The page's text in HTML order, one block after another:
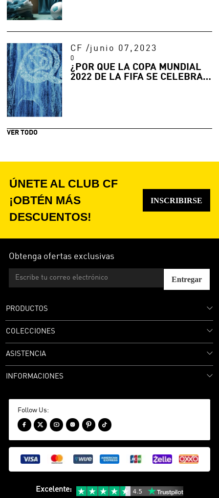
CF /junio 07,2023
0
¿POR QUÉ LA COPA MUNDIAL
2022 DE LA FIFA SE CELEBRA
VER TODO
ÚNETE AL CLUB CF
¡OBTÉN MÁS
DESCUENTOS!
INSCRIBIRSE
Obtenga ofertas exclusivas
Entregar
PRODUCTOS
COLECCIONES
ASISTENCIA
INFORMACIONES
Follow Us:
     
Excelente: